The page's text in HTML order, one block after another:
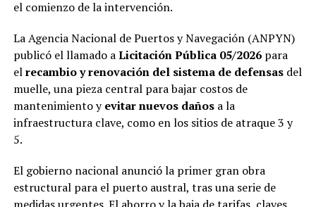
el comienzo de la intervención.
La Agencia Nacional de Puertos y Navegación (ANPYN)
publicó el llamado aLicitación Pública 05/2026 para
elrecambio y renovación del sistema de defensasdel
muelle, una pieza central para bajar costos de
mantenimiento yevitar nuevos dañosa la
infraestructura clave, como en los sitios de atraque 3 y
5.
El gobierno nacional anunció la primer gran obra
estructural para el puerto austral, tras una serie de
medidas urgentes. El ahorro y la baja de tarifas, claves